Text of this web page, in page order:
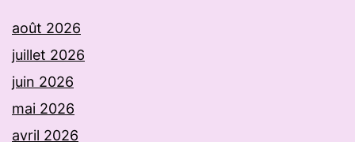
août 2026
juillet 2026
juin 2026
mai 2026
avril 2026